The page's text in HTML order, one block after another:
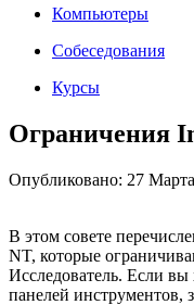
Компьютеры
Собеседования
Курсы
Ограничения
Опубликовано: 27
В этом совете
NT, которые
Исследователь. Если вы
панелей инструментов,